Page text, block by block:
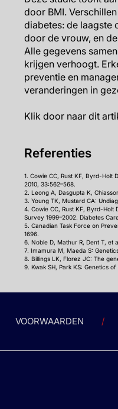
door BMI.
diabetes: de laagste
door de vrouw, en
Alle gegevens
krijgen verhoogt.
preventie en
veranderingen in
Klik door naar dit
Referenties
1. Cowie CC, Rust KF, Byrd-Holt
2010, 33:562–568.
2. Leong A, Dasgupta K,
3. Young TK, Mustard CA:
4. Cowie CC, Rust KF, Byrd-Holt
Survey 1999–2002. Diabetes
5. Canadian Task Force on
1696.
6. Noble D, Mathur R, Dent T, et
7. Imamura M, Maeda S:
8. Billings LK, Florez JC: The
9. Kwak SH, Park KS: Genetics
VOORWAARDEN